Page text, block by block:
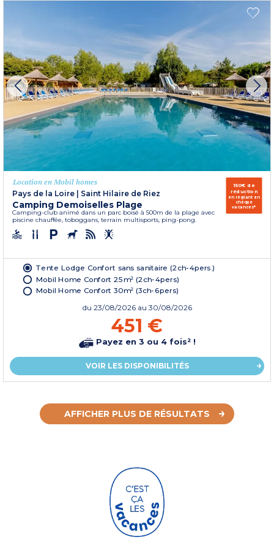
Location en Mobil homes
Pays de la Loire | Saint Hilaire de Riez
Camping Demoiselles Plage
Camping-club animé dans un parc boisé à 500m de la plage avec
piscine chauffée, toboggans, terrain multisports, ping-pong.
150€ de
réduction
en réglant en
chèque
vacances*
Tente Lodge Confort sans sanitaire (2ch-4pers.)
Mobil Home Confort 25m² (2ch-4pers)
Mobil Home Confort 30m² (3ch-6pers)
du 23/08/2026 au 30/08/2026
451 €
Payez en 3 ou 4 fois² !
VOIR LES DISPONIBILITÉS
AFFICHER PLUS DE RÉSULTATS